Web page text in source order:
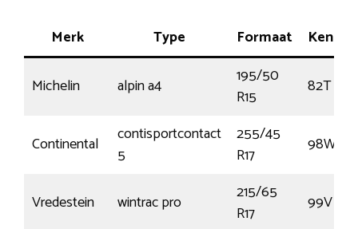
Merk Type Formaat
Michelin alpin a4
195/50
R15
82T
Continental
contisportcontact
5
255/45
R17
98W
Vredestein wintrac pro
215/65
R17
99V